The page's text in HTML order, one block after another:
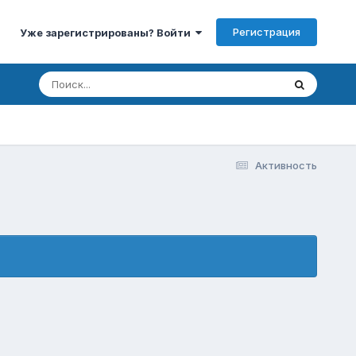
Уже зарегистрированы? Войти Регистрация
Активность